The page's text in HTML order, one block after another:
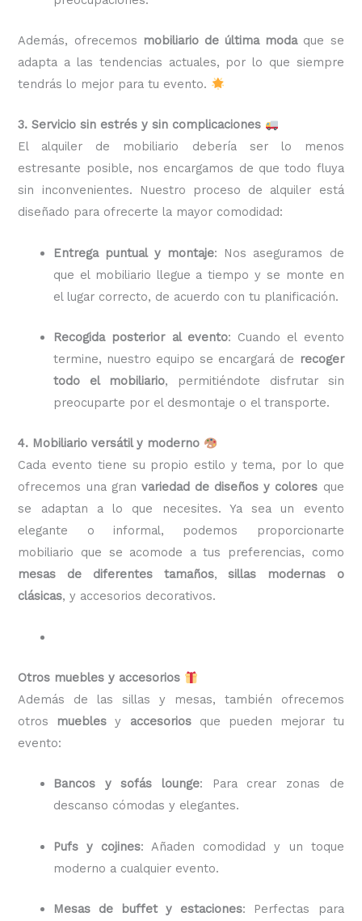
Además, ofrecemos mobiliario de última modaque se
adapta a las tendencias actuales, por lo que siempre
tendrás lo mejor para tu evento.
3. Servicio sin estrés y sin complicaciones
El alquiler de mobiliario debería ser lo menos
estresante posible, nos encargamos de que todo fluya
sin inconvenientes. Nuestro proceso de alquiler está
diseñado para ofrecerte la mayor comodidad:
Entrega puntual y montaje: Nos aseguramos de
que el mobiliario llegue a tiempo y se monte en
el lugar correcto, de acuerdo con tu planificación.
Recogida posterior al evento: Cuando el evento
termine, nuestro equipo se encargará de recoger
todo el mobiliario, permitiéndote disfrutar sin
preocuparte por el desmontaje o el transporte.
4. Mobiliario versátil y moderno
Cada evento tiene su propio estilo y tema, por lo que
ofrecemos una gran variedad de diseños y colores que
se adaptan a lo que necesites. Ya sea un evento
elegante o informal, podemos proporcionarte
mobiliario que se acomode a tus preferencias, como
mesas de diferentes tamaños,sillas modernas o
clásicas, y accesorios decorativos.
Otros muebles y accesorios
Además de las sillas y mesas, también ofrecemos
otros muebles y accesoriosque pueden mejorar tu
evento:
Bancos y sofás lounge: Para crear zonas de
descanso cómodas y elegantes.
Pufs y cojines: Añaden comodidad y un toque
moderno a cualquier evento.
Mesas de buffet y estaciones: Perfectas para